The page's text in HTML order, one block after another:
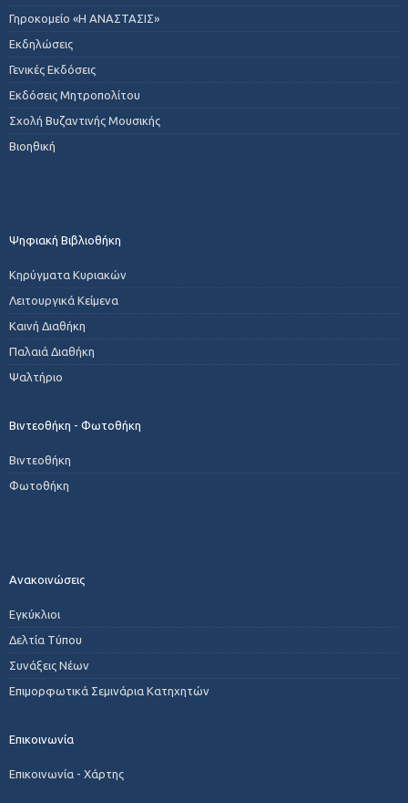
Γηροκομείο «Η ΑΝΑΣΤΑΣΙΣ»
Εκδηλώσεις
Γενικές Εκδόσεις
Εκδόσεις Μητροπολίτου
Σχολή Βυζαντινής Μουσικής
Βιοηθική
Ψηφιακή Βιβλιοθήκη
Κηρύγματα Κυριακών
Λειτουργικά Κείμενα
Καινή Διαθήκη
Παλαιά Διαθήκη
Ψαλτήριο
Βιντεοθήκη - Φωτοθήκη
Βιντεοθήκη
Φωτοθήκη
Ανακοινώσεις
Εγκύκλιοι
Δελτία Τύπου
Συνάξεις Νέων
Επιμορφωτικά Σεμινάρια Κατηχητών
Επικοινωνία
Επικοινωνία - Χάρτης